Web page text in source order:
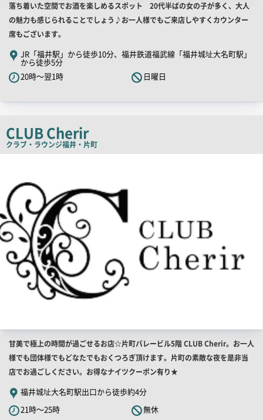
店
舗
PR
キ
ャ
ッ
コ
ー
落ち着いた空間でお酒を楽しめるスポット 20代半ばの女の子が多く、大人
の魅力も感じられることでしょう♪お一人様でもご来店しやすくカウンター
席もございます。
JR「福井駅」から徒歩10分、福井鉄道福武線「福井城址大名町駅」
から徒歩5分
20時～翌1時
日曜日
CLUB Cherir
クラブ・ラウンジ福井・片町
店
舗
PR
キ
ャ
ッ
甘美で極上の時間が過ごせるお店☆片町バレービル5階 CLUB Cherir。お一人
様でも団体様でもどなたでもおくつろぎ頂けます。片町の素敵な夜を是非当
店でお過ごしください。お得なナイツクーポン有り★
福井城址大名町駅出口から徒歩約4分
21時～25時
無休